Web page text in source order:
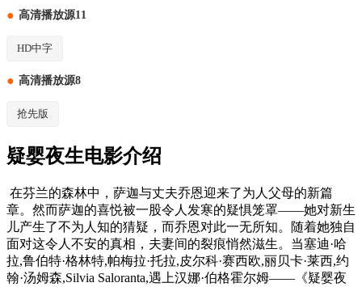
● 高清播放源11
HD中字
● 高清播放源8
抢先版
疑婴夜生电影介绍
在芬兰的森林中，萨迦与丈夫乔恩迎来了为人父母的新篇
章。然而萨迦的喜悦被一股令人发寒的疑惧笼罩——她对新生
儿产生了不为人知的猜疑，而乔恩对此一无所知。随着她独自
面对这令人不安的真相，夫妻间的裂痕悄然滋生。当塞迪·哈
拉,鲁伯特·格林特,帕梅拉·托拉,皮尔科·赛西欧,丽贝卡·莱西,约
翰·汤姆森,Silvia Saloranta,遇上汉娜·伯格霍尔姆——《疑婴夜